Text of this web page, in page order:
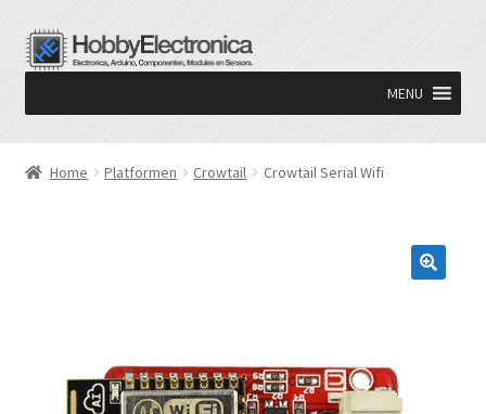
Ga
door
navigatie
Ga
naar
inhoud
MENU
Home Platformen Crowtail Crowtail Serial Wifi